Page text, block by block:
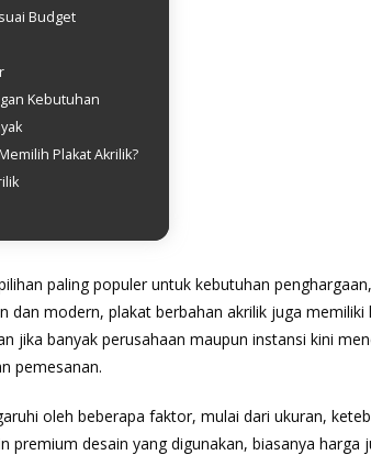
Budget
Kebutuhan
Plakat Akrilik?
paling populer untuk kebutuhan
dan modern, plakat berbahan akrilik juga
jika banyak perusahaan maupun instansi kini
pemesanan.
oleh beberapa faktor, mulai dari ukuran,
premium desain yang digunakan, biasanya harga